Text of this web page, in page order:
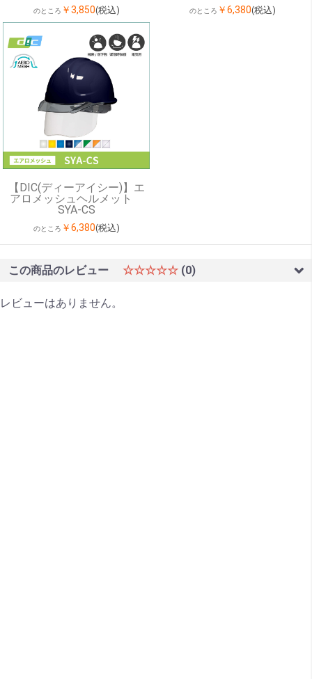
のところ ￥3,850(税込) のところ ￥6,380(税込)
【DIC(ディーアイシー)】エ
アロメッシュヘルメット
SYA-CS
のところ ￥6,380(税込)
この商品のレビュー ☆☆☆☆☆ (0)
レビューはありません。